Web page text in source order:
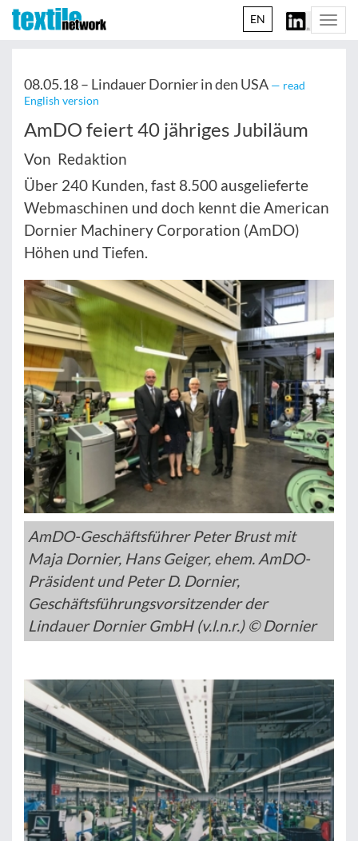
EN
08.05.18 – Lindauer Dornier in den USA — read
English version
AmDO feiert 40 jähriges Jubiläum
Von Redaktion
Über 240 Kunden, fast 8.500 ausgelieferte
Webmaschinen und doch kennt die American
Dornier Machinery Corporation (AmDO)
Höhen und Tiefen.
AmDO-Geschäftsführer Peter Brust mit
Maja Dornier, Hans Geiger, ehem. AmDO-
Präsident und Peter D. Dornier,
Geschäftsführungsvorsitzender der
Lindauer Dornier GmbH (v.l.n.r.) © Dornier